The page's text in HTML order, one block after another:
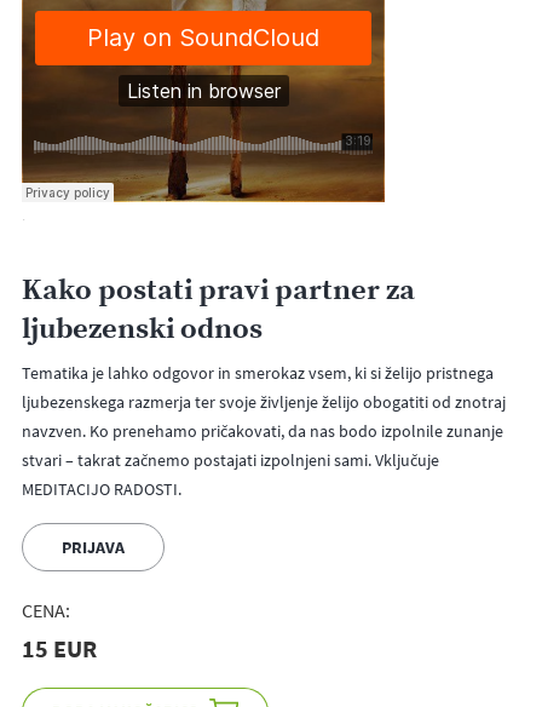
·
Kako postati pravi partner za
ljubezenski odnos
Tematika je lahko odgovor in smerokaz vsem, ki si želijo pristnega
ljubezenskega razmerja ter svoje življenje želijo obogatiti od znotraj
navzven. Ko prenehamo pričakovati, da nas bodo izpolnile zunanje
stvari – takrat začnemo postajati izpolnjeni sami. Vključuje
MEDITACIJO RADOSTI.
PRIJAVA
CENA:
15 EUR